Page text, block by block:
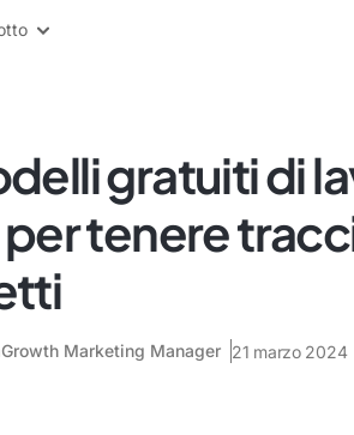
gratuiti di
per tenere
Growth Marketing Manager 21 marzo 2024